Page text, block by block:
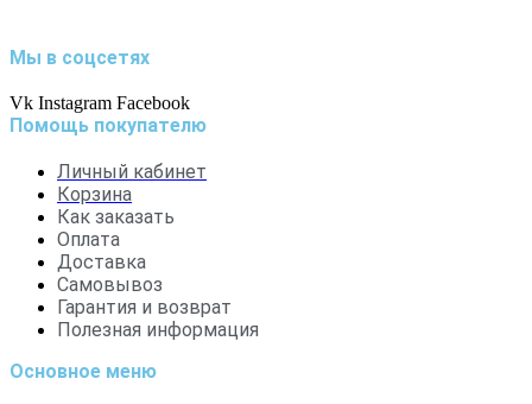
Мы в соцсетях
Vk Instagram Facebook
Помощь покупателю
Личный кабинет
Корзина
Как заказать
Оплата
Доставка
Самовывоз
Гарантия и возврат
Полезная информация
Основное меню